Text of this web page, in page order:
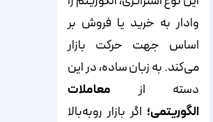
وادار به خرید یا فروش بر
اساس جهت حرکت بازار
می‌کند. به زبان ساده، در این
دسته از معاملات
الگوریتمی؛ اگر بازار رو‌به‌بالا